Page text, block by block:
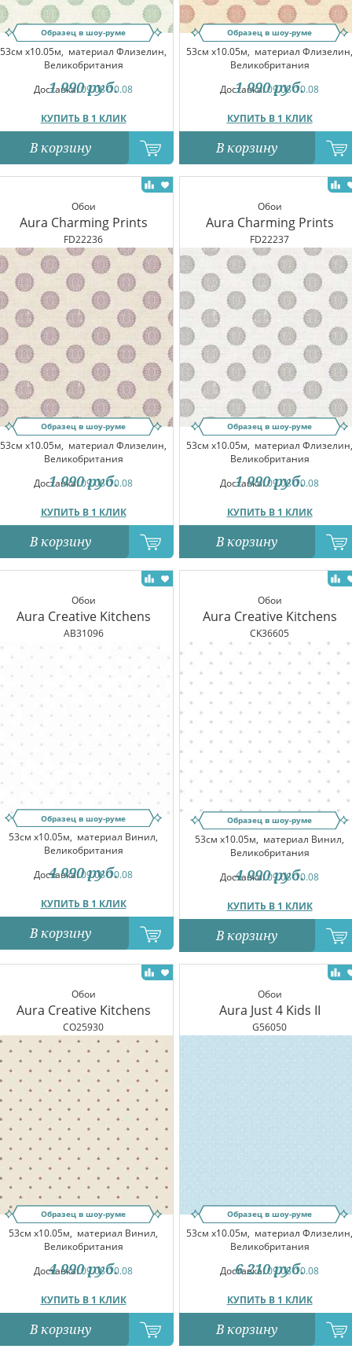
Образец в шоу-руме
53см x10.05м, материал Флизелин,
Великобритания
Доставка:09.08-10.08
КУПИТЬ В 1 КЛИК
1 990 руб.
В корзину
Образец в шоу-руме
53см x10.05м, материал Флизелин,
Великобритания
Доставка:09.08-10.08
КУПИТЬ В 1 КЛИК
1 990 руб.
В корзину
Обои
Aura Charming Prints
FD22236
Образец в шоу-руме
53см x10.05м, материал Флизелин,
Великобритания
Доставка:09.08-10.08
КУПИТЬ В 1 КЛИК
1 990 руб.
В корзину
Обои
Aura Charming Prints
FD22237
Образец в шоу-руме
53см x10.05м, материал Флизелин,
Великобритания
Доставка:09.08-10.08
КУПИТЬ В 1 КЛИК
1 990 руб.
В корзину
Обои
Aura Creative Kitchens
AB31096
Образец в шоу-руме
53см x10.05м, материал Винил,
Великобритания
Доставка:09.08-10.08
КУПИТЬ В 1 КЛИК
4 990 руб.
В корзину
Обои
Aura Creative Kitchens
CK36605
Образец в шоу-руме
53см x10.05м, материал Винил,
Великобритания
Доставка:09.08-10.08
КУПИТЬ В 1 КЛИК
4 990 руб.
В корзину
Обои
Aura Creative Kitchens
CO25930
Образец в шоу-руме
53см x10.05м, материал Винил,
Великобритания
Доставка:09.08-10.08
КУПИТЬ В 1 КЛИК
4 990 руб.
В корзину
Обои
Aura Just 4 Kids II
G56050
Образец в шоу-руме
53см x10.05м, материал Флизелин,
Великобритания
Доставка:09.08-10.08
КУПИТЬ В 1 КЛИК
6 210 руб.
В корзину